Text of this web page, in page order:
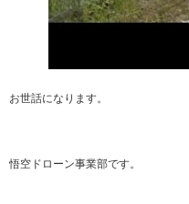
お世話になります。
悟空ドローン事業部です。